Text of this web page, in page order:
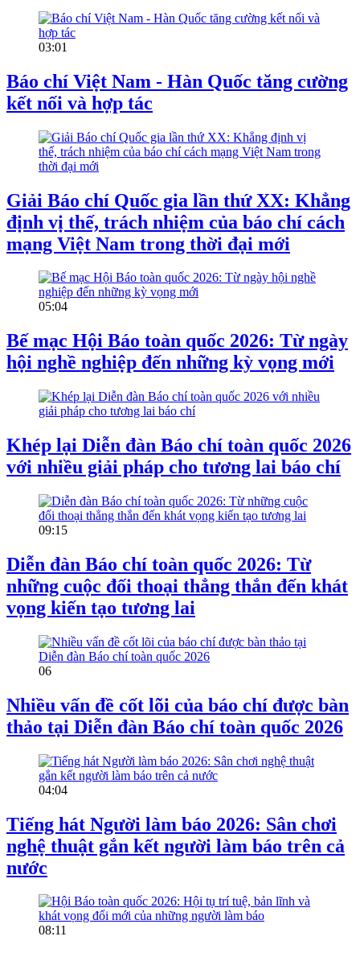
03:01
Báo chí Việt Nam - Hàn Quốc tăng cường
kết nối và hợp tác
Giải Báo chí Quốc gia lần thứ XX: Khẳng
định vị thế, trách nhiệm của báo chí cách
mạng Việt Nam trong thời đại mới
05:04
Bế mạc Hội Báo toàn quốc 2026: Từ ngày
hội nghề nghiệp đến những kỳ vọng mới
Khép lại Diễn đàn Báo chí toàn quốc 2026
với nhiều giải pháp cho tương lai báo chí
09:15
Diễn đàn Báo chí toàn quốc 2026: Từ
những cuộc đối thoại thẳng thắn đến khát
vọng kiến tạo tương lai
06
Nhiều vấn đề cốt lõi của báo chí được bàn
thảo tại Diễn đàn Báo chí toàn quốc 2026
04:04
Tiếng hát Người làm báo 2026: Sân chơi
nghệ thuật gắn kết người làm báo trên cả
nước
08:11